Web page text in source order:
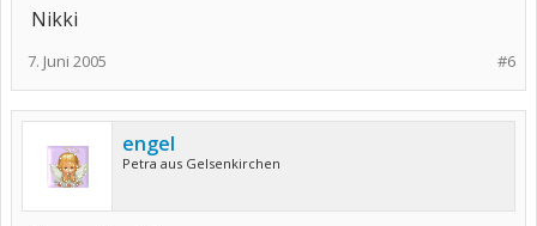
Nikki
#6
7. Juni 2005
engel
Petra aus Gelsenkirchen